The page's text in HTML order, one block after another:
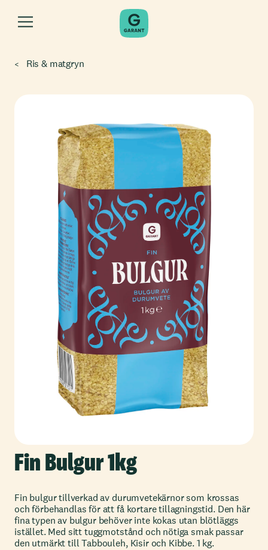
Ris & matgryn
Fin Bulgur 1kg
Fin bulgur tillverkad av durumvetekärnor som krossas
och förbehandlas för att få kortare tillagningstid. Den här
fina typen av bulgur behöver inte kokas utan blötläggs
istället. Med sitt tuggmotstånd och nötiga smak passar
den utmärkt till Tabbouleh, Kisir och Kibbe. 1 kg.